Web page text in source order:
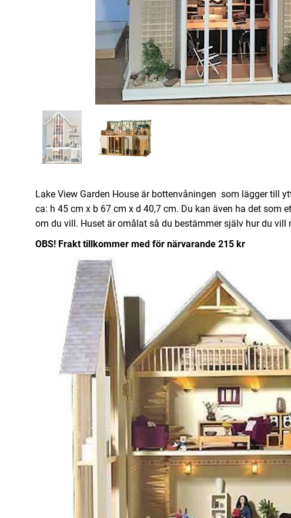
Lake View Garden House är bottenvåningen som lägger till
ca: h 45 cm x b 67 cm x d 40,7 cm. Du kan även ha det som
om du vill. Huset är omålat så du bestämmer själv hur du vill
OBS! Frakt tillkommer med för närvarande 215 kr